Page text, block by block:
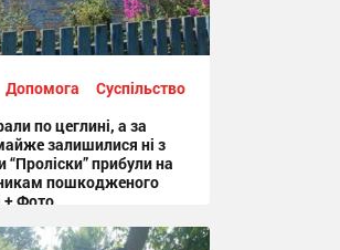
Допомога
Суспільство
по цеглині, а за
залишилися ні з
“Проліски” прибули на
пошкодженого
+ Фото